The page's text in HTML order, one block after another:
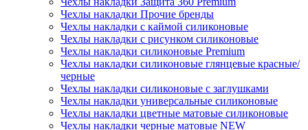
Чехлы накладки Прочие бренды
Чехлы накладки с каймой силиконовые
Чехлы накладки с рисунком силиконовые
Чехлы накладки силиконовые Premium
Чехлы накладки силиконовые глянцевые красные/
черные
Чехлы накладки силиконовые с заглушками
Чехлы накладки универсальные силиконовые
Чехлы накладки цветные матовые силиконовые
Чехлы накладки черные матовые NEW